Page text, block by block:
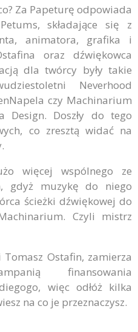
Za Papeturę odpowiada
składające się z
animatora, grafika i
oraz dźwiękowca
dla twórcy były takie
Neverhood
czy Machinarium
Design. Doszły do tego
co zresztą widać na
więcej wspólnego ze
gdyż muzykę do niego
ścieżki dźwiękowej do
Czyli mistrz
Ostafin, zamierza
finansowania
więc odłóż kilka
na co je przeznaczysz.